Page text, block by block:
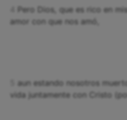
Pero Dios, que es rico en
amor con que nos amó,
aun estando nosotros
vida juntamente con Cristo